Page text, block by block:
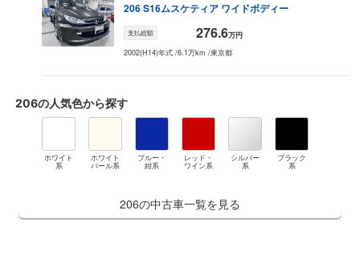
206S16ムスケティア ワイドボディー
支払総額 276.6万円
2002(H14)年式 /6.1万km /東京都
206の人気色から探す
ホワイト
系
ホワイト
パール系
ブルー・
紺系
レッド・
ワイン系
シルバー
系
ブラック
系
206の中古車一覧を見る